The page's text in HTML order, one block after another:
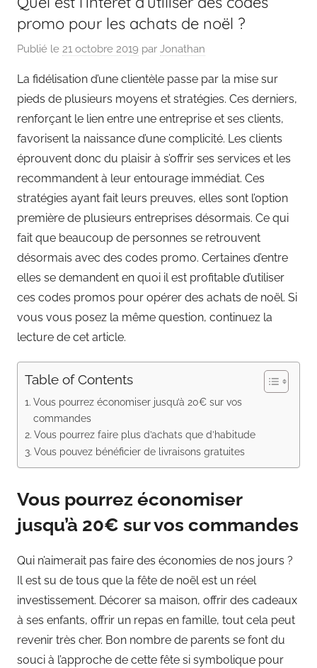
promo pour les achats de noël ?
Publié le 21 octobre 2019 par Jonathan
La fidélisation d’une clientèle passe par la mise sur
pieds de plusieurs moyens et stratégies. Ces derniers,
renforçant le lien entre une entreprise et ses clients,
favorisent la naissance d’une complicité. Les clients
éprouvent donc du plaisir à s’offrir ses services et les
recommandent à leur entourage immédiat. Ces
stratégies ayant fait leurs preuves, elles sont l’option
première de plusieurs entreprises désormais. Ce qui
fait que beaucoup de personnes se retrouvent
désormais avec des codes promo. Certaines d’entre
elles se demandent en quoi il est profitable d’utiliser
ces codes promos pour opérer des achats de noël. Si
vous vous posez la même question, continuez la
lecture de cet article.
Table of Contents
Vous pourrez économiser jusqu’à 20€ sur vos
commandes
Vous pourrez faire plus d’achats que d’habitude
Vous pouvez bénéficier de livraisons gratuites
Vous pourrez économiser
jusqu’à 20€ sur vos commandes
Qui n’aimerait pas faire des économies de nos jours ?
Il est su de tous que la fête de noël est un réel
investissement. Décorer sa maison, offrir des cadeaux
à ses enfants, offrir un repas en famille, tout cela peut
revenir très cher. Bon nombre de parents se font du
souci à l’approche de cette fête si symbolique pour